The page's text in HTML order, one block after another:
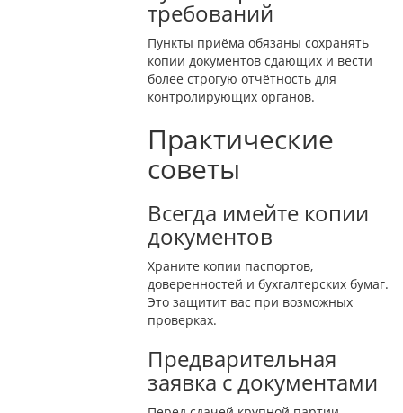
требований
Пункты приёма обязаны сохранять
копии документов сдающих и вести
более строгую отчётность для
контролирующих органов.
Практические
советы
Всегда имейте копии
документов
Храните копии паспортов,
доверенностей и бухгалтерских бумаг.
Это защитит вас при возможных
проверках.
Предварительная
заявка с документами